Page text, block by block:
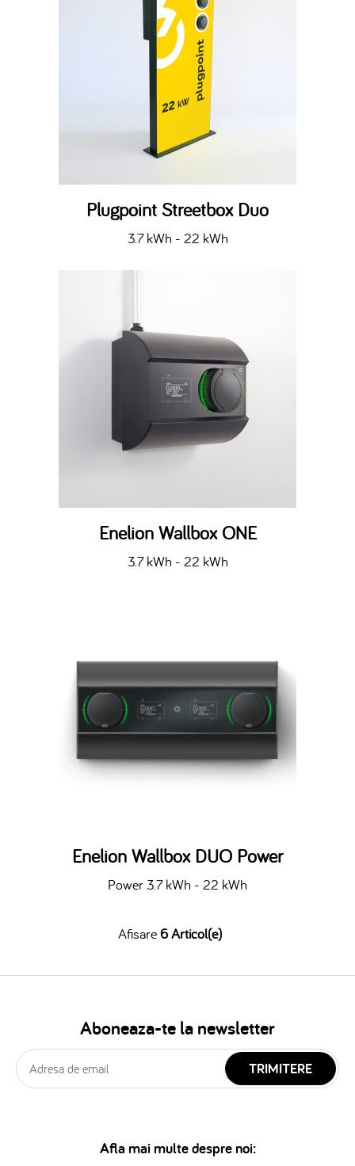
Plugpoint Streetbox Duo
3.7 kWh - 22 kWh
Enelion Wallbox ONE
3.7 kWh - 22 kWh
Enelion Wallbox DUO Power
Power 3.7 kWh - 22 kWh
Afisare6 Articol(e)
Aboneaza-te la newsletter
TRIMITERE
Afla mai multe despre noi: